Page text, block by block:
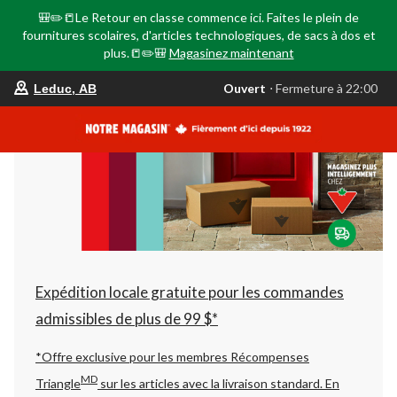
🎒✏️📒Le Retour en classe commence ici. Faites le plein de
fournitures scolaires, d'articles technologiques, de sacs à dos et
plus.📒✏️🎒 Magasinez maintenant
votre
est
AB,
Ouvert,
Fermeture
à
22:00
changer
Leduc, AB Ouvert ⋅ Fermeture à 22:00
Expédition locale gratuite pour les commandes
admissibles de plus de 99 $*
*Offre exclusive pour les membres Récompenses
TriangleMD sur les articles avec la livraison standard.En